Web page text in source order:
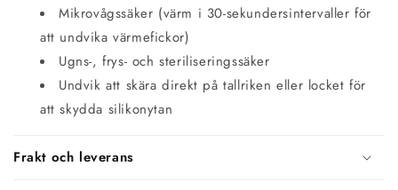
Mikrovågssäker (värm i 30-sekundersintervaller för
att undvika värmefickor)
Ugns-, frys- och steriliseringssäker
Undvik att skära direkt på tallriken eller locket för
att skydda silikonytan
Frakt och leverans